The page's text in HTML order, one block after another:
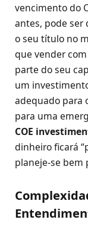
vencimento do
antes, pode ser
o seu título no
que vender
parte do seu
um
adequado para
para uma
COE
dinheiro ficará
planeje-se bem